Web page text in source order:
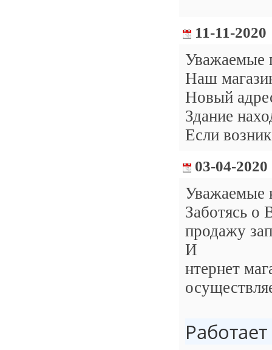
11-11-2020
Уважаемые
Наш
Новый
Здание
Если
03-04-2020
Уважаемые
Заботясь о
продажу
И
нтернет